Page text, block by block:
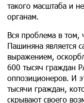
такого масштаба и
органам.
Вся проблема в том,
Пашиняна является
выражением,
600 тысяч граждан
оппозиционеров. И
тысячи граждан,
скрывают своего